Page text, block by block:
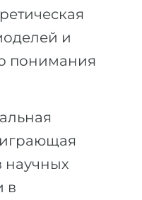
и
понимания
играющая
научных
в